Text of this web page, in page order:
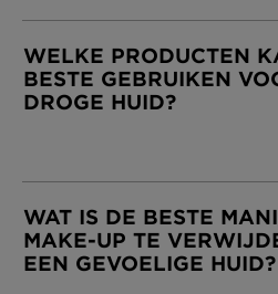
WELKE PRODUCTEN
BESTE GEBRUIKEN
DROGE HUID?
WAT IS DE BESTE
MAKE-UP TE
EEN GEVOELIGE HUID?